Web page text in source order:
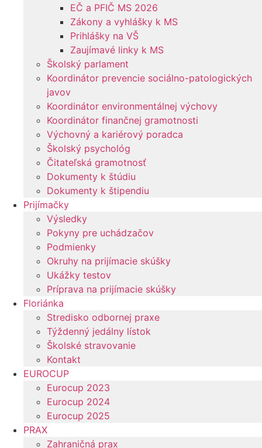
EČ a PFIČ MS 2026
Zákony a vyhlášky k MS
Prihlášky na VŠ
Zaujímavé linky k MS
Školský parlament
Koordinátor prevencie sociálno-patologických
javov
Koordinátor environmentálnej výchovy
Koordinátor finančnej gramotnosti
Výchovný a kariérový poradca
Školský psychológ
Čitateľská gramotnosť
Dokumenty k štúdiu
Dokumenty k štipendiu
Prijímačky
Výsledky
Pokyny pre uchádzačov
Podmienky
Okruhy na prijímacie skúšky
Ukážky testov
Príprava na prijímacie skúšky
Floriánka
Stredisko odbornej praxe
Týždenný jedálny lístok
Školské stravovanie
Kontakt
EUROCUP
Eurocup 2023
Eurocup 2024
Eurocup 2025
PRAX
Zahraničná prax